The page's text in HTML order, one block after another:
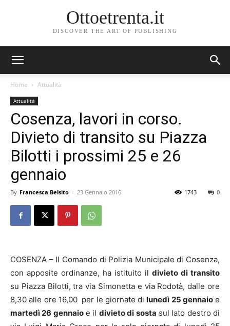
Ottoetrenta.it
DISCOVER THE ART OF PUBLISHING
Home Attualità
Attualità
Cosenza, lavori in corso.
Divieto di transito su Piazza
Bilotti i prossimi 25 e 26
gennaio
By Francesca Belsito - 23 Gennaio 2016 0
1743
COSENZA – Il Comando di Polizia Municipale di Cosenza,
con apposite ordinanze, ha istituito il divieto di transito
su Piazza Bilotti, tra via Simonetta e via Rodotà, dalle ore
8,30 alle ore 16,00 per le giornate dilunedì 25 gennaioe
martedì 26 gennaioe il divieto di sosta sul lato destro di